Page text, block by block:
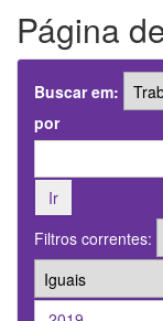
Página
Buscar em:
por
Filtros correntes: